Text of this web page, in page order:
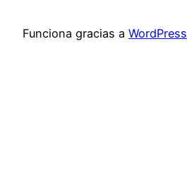
Funciona gracias a WordPress